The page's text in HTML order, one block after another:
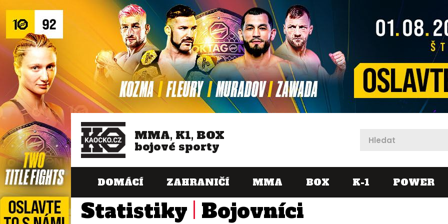
MMA, K1, BOX
bojové sporty
DOMÁCÍ ZAHRANIČÍ MMA BOX K-1 POWER
Statistiky Bojovníci